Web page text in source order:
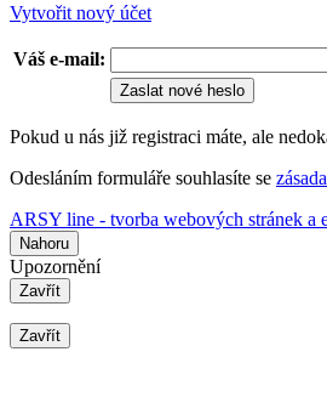
Vytvořit nový účet
Váš e-mail:
Zaslat nové heslo
Pokud u nás již registraci máte, ale
Odesláním formuláře souhlasíte se
ARSY line - tvorba webových stránek a
Nahoru
Upozornění
Zavřít
Zavřít